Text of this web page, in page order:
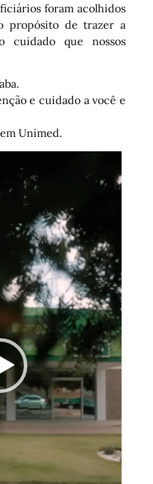
foram acolhidos
propósito de trazer a
cuidado que nossos
e cuidado a você e
Unimed.
vídeo